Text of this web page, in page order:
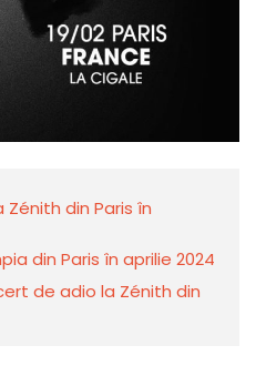
din Paris în
din Paris în aprilie 2024
de adio la Zénith din